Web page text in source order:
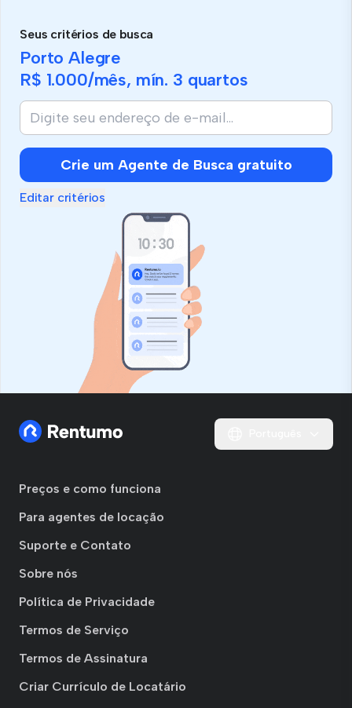
Seus critérios de busca
Porto Alegre
R$ 1.000/mês, mín. 3 quartos
Crie um Agente de Busca gratuito
Editar critérios
Preços e como funciona
Para agentes de locação
Suporte e Contato
Sobre nós
Política de Privacidade
Termos de Serviço
Termos de Assinatura
Criar Currículo de Locatário